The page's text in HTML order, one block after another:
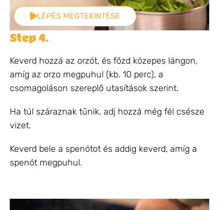
LÉPÉS MEGTEKINTÉSE
Step 4.
Keverd hozzá az orzót, és főzd közepes lángon,
amíg az orzo megpuhul (kb. 10 perc), a
csomagoláson szereplő utasítások szerint.
Ha túl száraznak tűnik, adj hozzá még fél csésze
vizet.
Keverd bele a spenótot és addig keverd, amíg a
spenót megpuhul.